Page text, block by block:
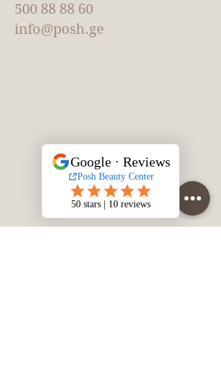
500 88 88 60
info@posh.ge